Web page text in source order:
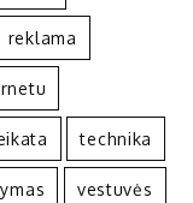
reklama
technika
vestuvės